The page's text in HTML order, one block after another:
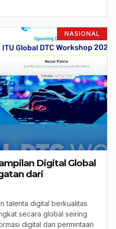
NASIONAL
Digital Global
dari
talenta digital berkualitas
secara global seiring
digital dan permintaan